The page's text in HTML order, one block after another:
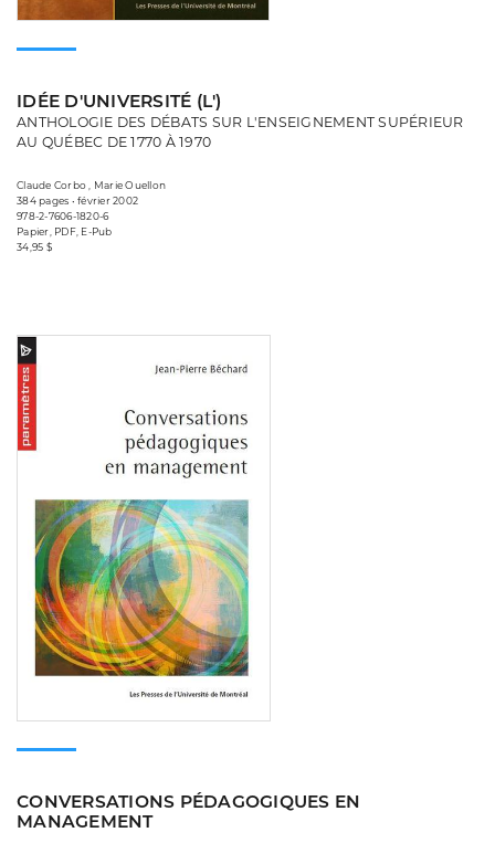
IDÉE D'UNIVERSITÉ (L')
ANTHOLOGIE DES DÉBATS SUR L'ENSEIGNEMENT SUPÉRIEUR
AU QUÉBEC DE 1770 À 1970
Claude Corbo , Marie Ouellon
384 pages • février 2002
978-2-7606-1820-6
Papier, PDF, E-Pub
34,95 $
CONVERSATIONS PÉDAGOGIQUES EN
MANAGEMENT